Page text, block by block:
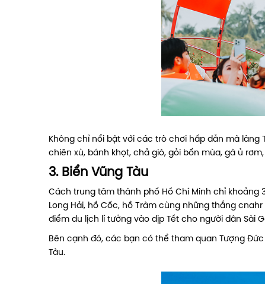
Không chỉ nổi bật với các trò chơi hấp dẫn mà
chiên xù, bánh khọt, chả giò, gỏi bốn mùa, gà ủ rơm,
3. Biển Vũng Tàu
Cách trung tâm thành phố Hồ Chí Minh chỉ khoảng
Long Hải, hồ Cốc, hồ Tràm cùng những thắng
điểm du lịch lí tưởng vào dịp Tết cho người dân Sài
Bên cạnh đó, các bạn có thể tham quan Tượng
Tàu.